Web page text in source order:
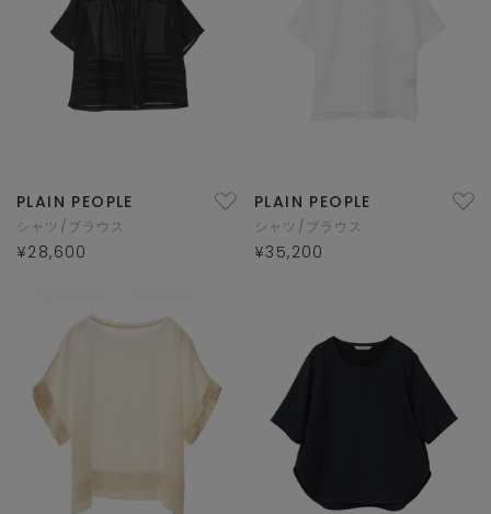
PLAIN PEOPLE
シャツ/ブラウス
¥28,600
PLAIN PEOPLE
シャツ/ブラウス
¥35,200